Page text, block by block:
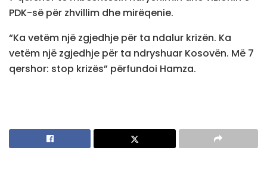
PDK-së për zhvillim dhe mirëqenie.
“Ka vetëm një zgjedhje për ta ndalur krizën. Ka
vetëm një zgjedhje për ta ndryshuar Kosovën. Më 7
qershor: stop krizës” përfundoi Hamza.